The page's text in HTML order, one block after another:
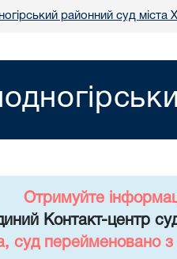
районний суд міста
Отримуйте
Контакт-центр
суд перейменовано